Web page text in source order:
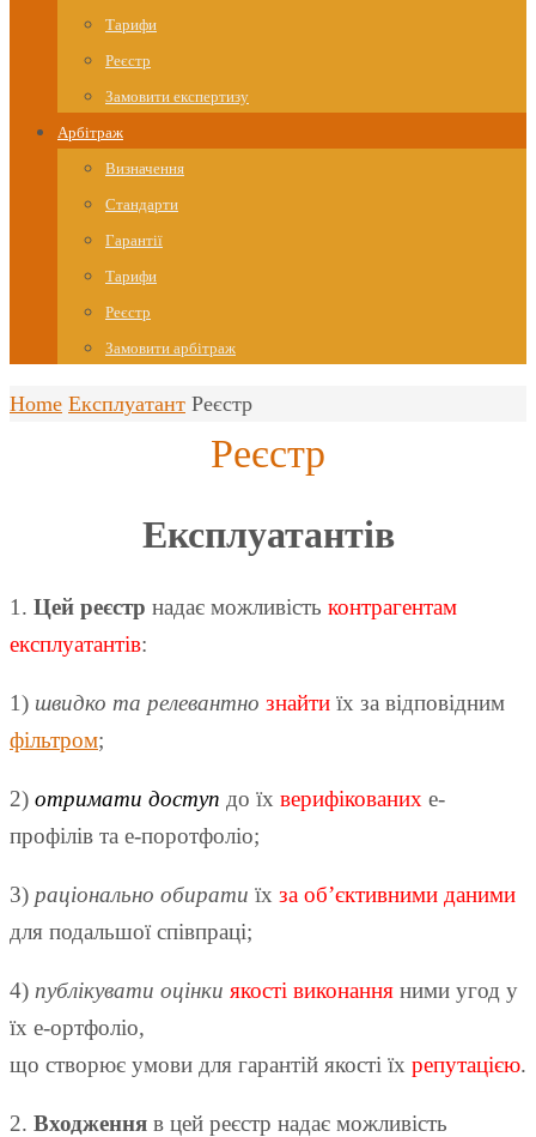
Тарифи
Реєстр
Замовити експертизу
Арбітраж
Визначення
Стандарти
Гарантії
Тарифи
Реєстр
Замовити арбітраж
Home Експлуатант Реєстр
Реєстр
Експлуатантів
1. Цей реєстр надає можливість контрагентам
експлуатантів:
1) швидко та релевантно знайти їх за відповідним
фільтром;
2) отримати доступ до їх верифікованих е-
профілів та е-поротфоліо;
3) раціонально обирати їх за об’єктивними даними
для подальшої співпраці;
4) публікувати оцінки якості виконання ними угод у
їх е-ортфоліо,
що створює умови для гарантій якості їх репутацією.
2. Входження в цей реєстр надає можливість